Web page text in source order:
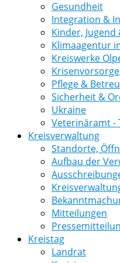
Gesundheit
Integration &
Kinder, Jugend
Klimaagentur
Kreiswerke
Krisenvorsorge
Pflege &
Sicherheit &
Ukraine
Veterinäramt -
Kreisverwaltung
Standorte,
Aufbau der
Mitteilungen
Kreistag
Landrat